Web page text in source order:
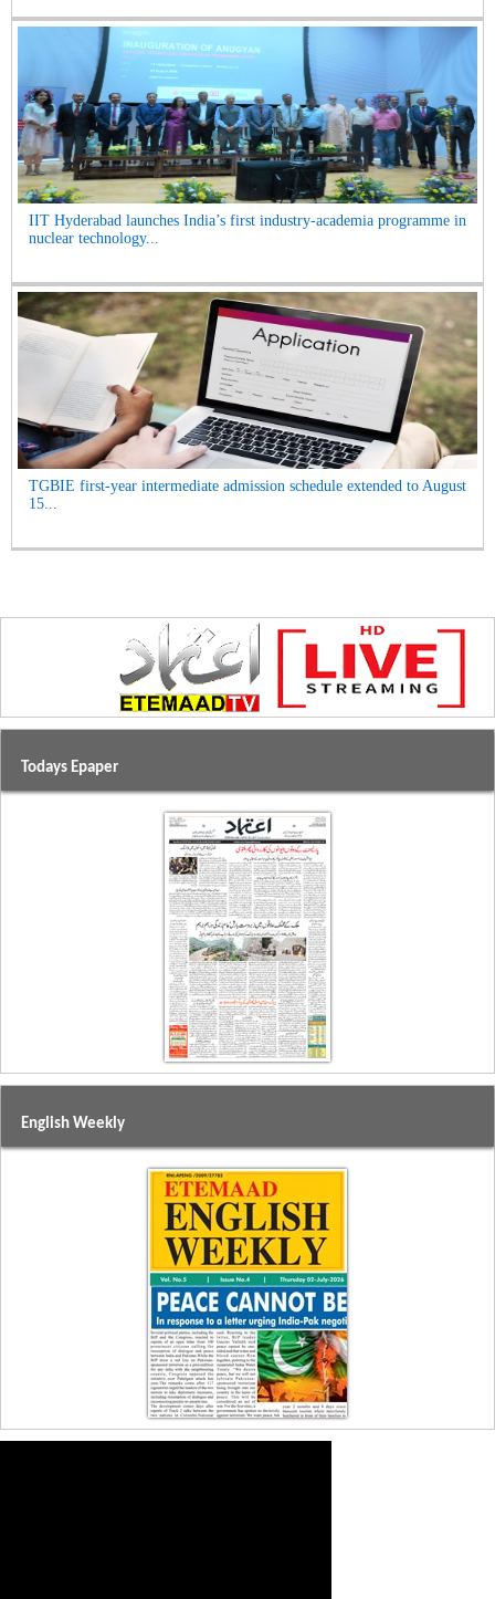
IIT Hyderabad launches India’s first industry-academia programme in
nuclear technology...
TGBIE first-year intermediate admission schedule extended to August
15...
Todays Epaper
English Weekly